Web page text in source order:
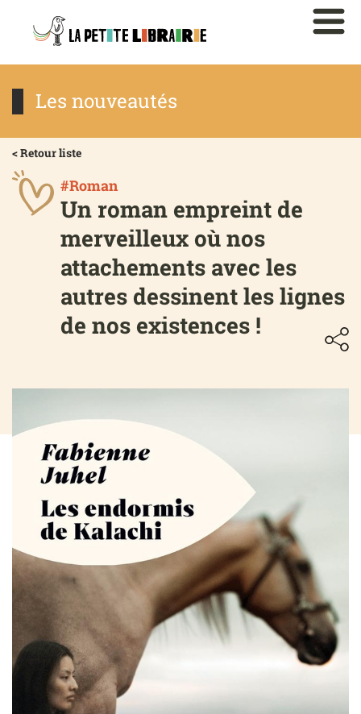
Les nouveautés
< Retour liste
#Roman
Un roman empreint de
merveilleux où nos
attachements avec les
autres dessinent les lignes
de nos existences !